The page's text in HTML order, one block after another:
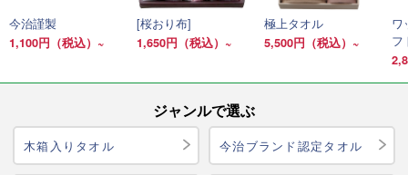
今治謹製
1,100円（税込）~
[桜おり布]
1,650円（税込）~
極上タオル
5,500円（税込）~
ワ
フ
ジャンルで選ぶ
木箱入りタオル 今治ブランド認定タオル